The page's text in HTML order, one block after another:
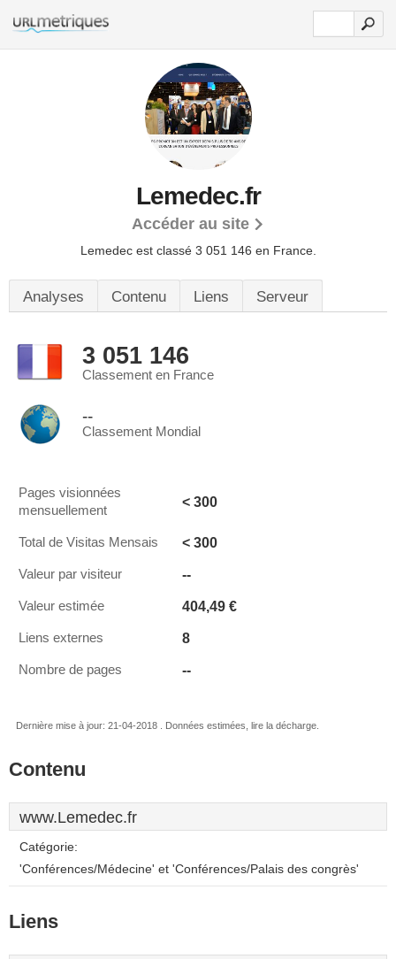
Lemedec.fr
Accéder au site
Lemedec est classé 3 051 146 en France.
Analyses Contenu Liens Serveur
3 051 146
Classement en France
--
Classement Mondial
Pages visionnées
mensuellement
< 300
Total de Visitas Mensais < 300
Valeur par visiteur --
Valeur estimée 404,49 €
Liens externes 8
Nombre de pages --
Dernière mise à jour: 21-04-2018 . Données estimées, lire la décharge.
Contenu
www.Lemedec.fr
Catégorie:
'Conférences/Médecine' et 'Conférences/Palais des congrès'
Liens